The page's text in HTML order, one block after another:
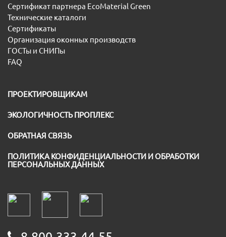
Сертификат партнера EcoMaterial Green
Технические каталоги
Сертификаты
Организация оконных производств
ГОСТы и СНИПы
FAQ
ПРОЕКТИРОВЩИКАМ
ЭКОЛОГИЧНОСТЬ ПРОПЛЕКС
ОБРАТНАЯ СВЯЗЬ
ПОЛИТИКА КОНФИДЕНЦИАЛЬНОСТИ И ОБРАБОТКИ
ПЕРСОНАЛЬНЫХ ДАННЫХ